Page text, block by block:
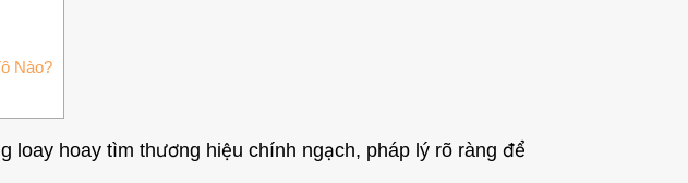
Nào?
loay hoay tìm thương hiệu chính ngạch, pháp lý rõ ràng để